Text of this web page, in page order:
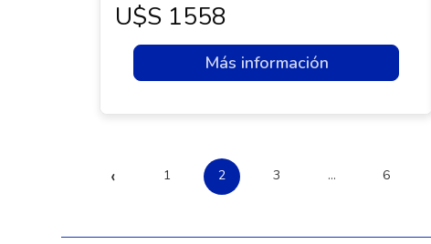
U$s 1558
Más información
‹ 1 2 3 … 6